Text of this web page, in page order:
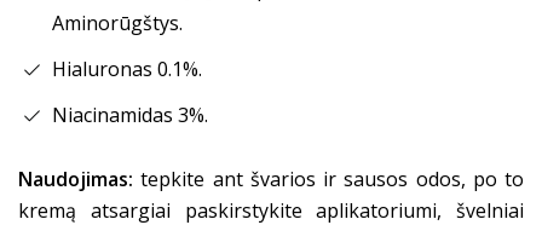
Aminorūgštys.
Hialuronas 0.1%.
Niacinamidas 3%.
Naudojimas:tepkite ant švarios ir sausos odos, po to
kremą atsargiai paskirstykite aplikatoriumi, švelniai